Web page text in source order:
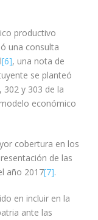
productivo
una consulta
[6], una nota de
se planteó
302 y 303 de la
económico
cobertura en los
de las
año 2017[7].
en incluir en la
ante las